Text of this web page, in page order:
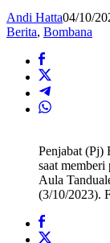
Andi Hatta04/10/
Berita, Bombana
Penjabat (Pj)
saat
Aula
(3/10/2023).